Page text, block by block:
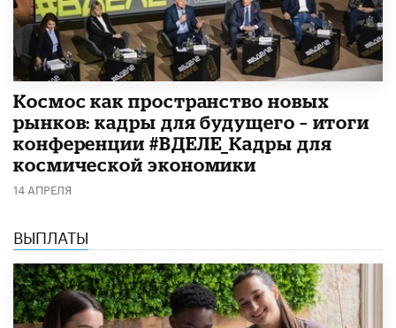
Космос как пространство новых
рынков: кадры для будущего – итоги
конференции #ВДЕЛЕ_Кадры для
космической экономики
14 АПРЕЛЯ
ВЫПЛАТЫ